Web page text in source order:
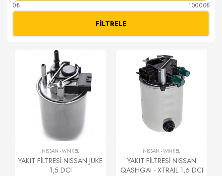
0₺ 10000₺
FILTRELE
NISSAN -WİNKEL
YAKIT FİLTRESİ NISSAN JUKE
1,5 DCI
NISSAN -WİNKEL
YAKIT FİLTRESİ NISSAN
QASHGAI - XTRAIL 1,6 DCI